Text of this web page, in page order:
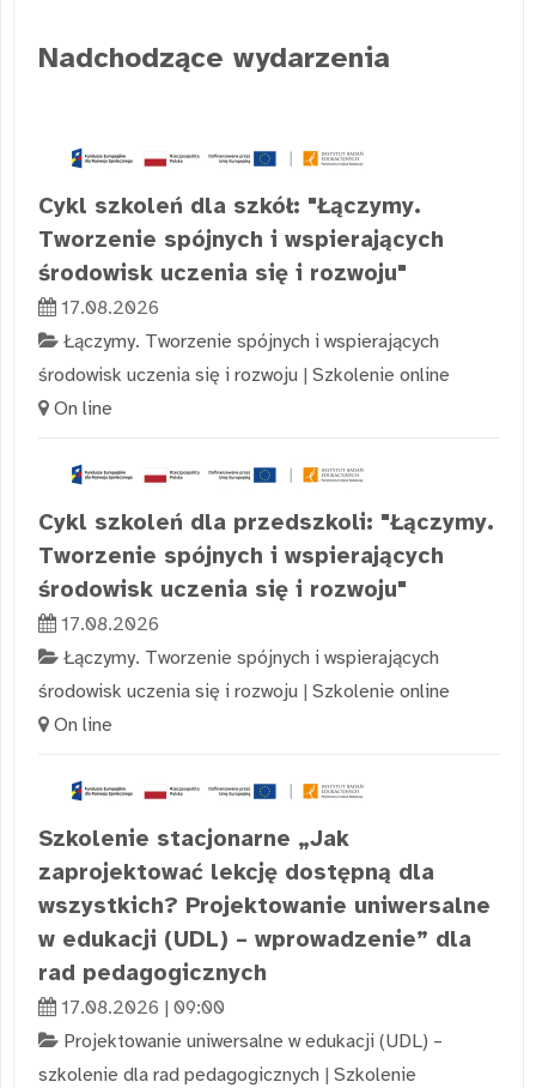
Nadchodzące wydarzenia
Cykl szkoleń dla szkół: "Łączymy.
Tworzenie spójnych i wspierających
środowisk uczenia się i rozwoju"
17.08.2026
Łączymy. Tworzenie spójnych i wspierających
środowisk uczenia się i rozwoju | Szkolenie online
On line
Cykl szkoleń dla przedszkoli: "Łączymy.
Tworzenie spójnych i wspierających
środowisk uczenia się i rozwoju"
17.08.2026
Łączymy. Tworzenie spójnych i wspierających
środowisk uczenia się i rozwoju | Szkolenie online
On line
Szkolenie stacjonarne „Jak
zaprojektować lekcję dostępną dla
wszystkich? Projektowanie uniwersalne
w edukacji (UDL) – wprowadzenie” dla
rad pedagogicznych
17.08.2026 | 09:00
Projektowanie uniwersalne w edukacji (UDL) –
szkolenie dla rad pedagogicznych | Szkolenie